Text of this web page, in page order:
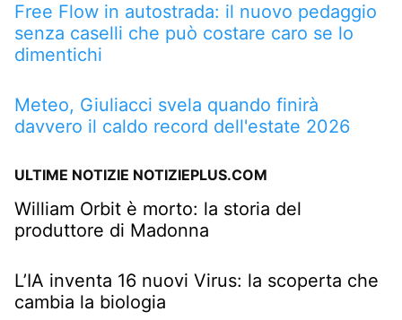
Free Flow in autostrada: il nuovo pedaggio
senza caselli che può costare caro se lo
dimentichi
Meteo, Giuliacci svela quando finirà
davvero il caldo record dell'estate 2026
ULTIME NOTIZIE NOTIZIEPLUS.COM
William Orbit è morto: la storia del
produttore di Madonna
L’IA inventa 16 nuovi Virus: la scoperta che
cambia la biologia